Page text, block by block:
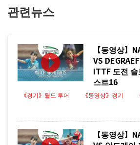
관련뉴스
【동영상】
VS
ITTF 도전
스트16
《경기》월드 투어 《동영상》경기
【동영상】